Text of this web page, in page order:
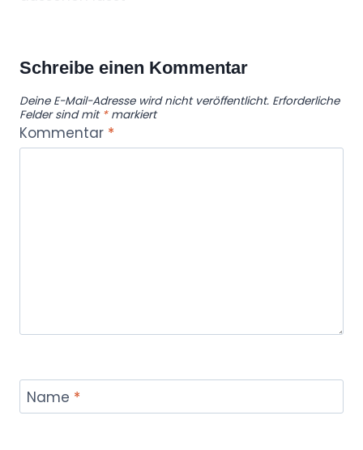
Schreibe einen Kommentar
Deine E-Mail-Adresse wird nicht veröffentlicht. Erforderliche
Felder sind mit *markiert
Kommentar *
Name *